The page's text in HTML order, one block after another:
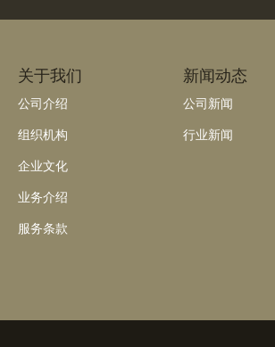
关于我们
公司介绍
组织机构
企业文化
业务介绍
服务条款
新闻动态
公司新闻
行业新闻